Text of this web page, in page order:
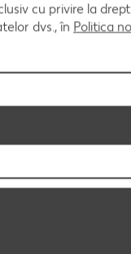
cu privire la
dvs., în Politica